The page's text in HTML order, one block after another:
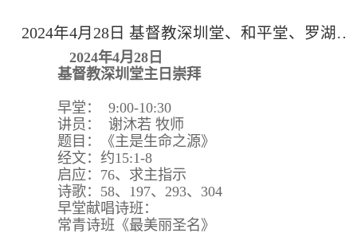
2024年4月28日 基督教深圳堂、和平堂、罗湖堂主日崇拜
2024年4月28日
基督教深圳堂主日崇拜
早堂： 9:00-10:30
讲员： 谢沐若 牧师
题目：《主是生命之源》
经文：约15:1-8
启应：76、求主指示
诗歌：58、197、293、304
早堂献唱诗班：
常青诗班《最美丽圣名》